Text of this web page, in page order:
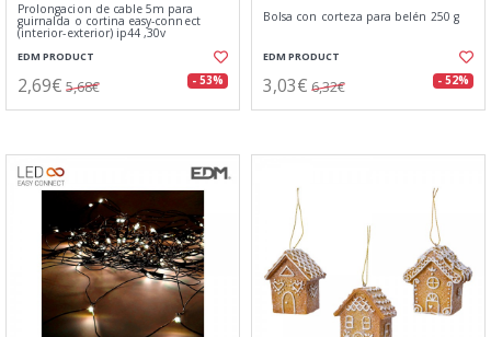
Prolongacion de cable 5m para
guirnalda o cortina easy-connect
(interior-exterior) ip44 ,30v
EDM PRODUCT
2,69€ 5,68€ - 53%
Bolsa con corteza para belén 250 g
EDM PRODUCT
3,03€ 6,32€ - 52%